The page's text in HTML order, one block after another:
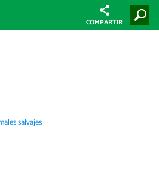
COMPARTIR
salvajes